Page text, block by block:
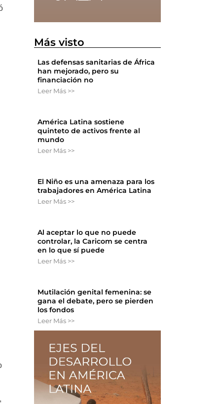
Más visto
Las defensas sanitarias de África
han mejorado, pero su
financiación no
Leer Más >>
América Latina sostiene
quinteto de activos frente al
mundo
Leer Más >>
El Niño es una amenaza para los
trabajadores en América Latina
Leer Más >>
Al aceptar lo que no puede
controlar, la Caricom se centra
en lo que sí puede
Leer Más >>
Mutilación genital femenina: se
gana el debate, pero se pierden
los fondos
Leer Más >>